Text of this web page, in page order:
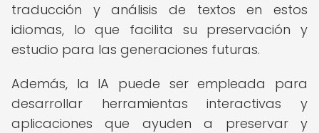
traducción y análisis de textos en estos
idiomas, lo que facilita su preservación y
estudio para las generaciones futuras.
Además, la IA puede ser empleada para
desarrollar herramientas interactivas y
aplicaciones que ayuden a preservar y